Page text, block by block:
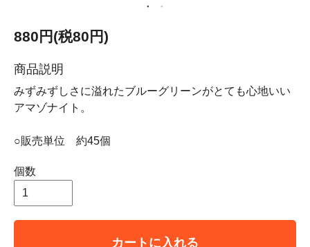
880円(税80円)
商品説明
みずみずしさに溢れたブルーグリーンがとても心地いい
アマゾナイト。
○販売単位 約45個
個数
カートに入れる